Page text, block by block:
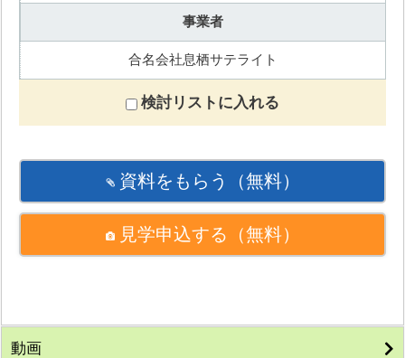
事業者
合名会社息栖サテライト
検討リストに入れる
資料をもらう （無料）
見学申込する （無料）
動画